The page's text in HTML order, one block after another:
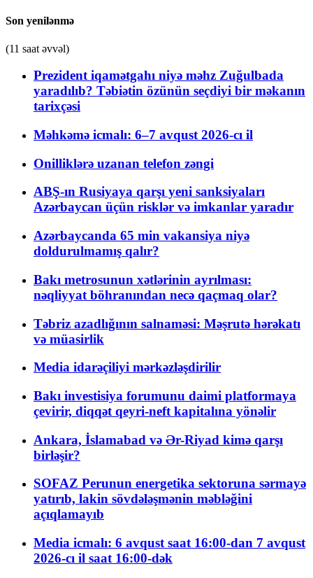
Son yenilənmə
(11 saat əvvəl)
Prezident iqamətgahı niyə məhz Zuğulbada
yaradılıb? Təbiətin özünün seçdiyi bir məkanın
tarixçəsi
Məhkəmə icmalı: 6–7 avqust 2026-cı il
Onilliklərə uzanan telefon zəngi
ABŞ-ın Rusiyaya qarşı yeni sanksiyaları
Azərbaycan üçün risklər və imkanlar yaradır
Azərbaycanda 65 min vakansiya niyə
doldurulmamış qalır?
Bakı metrosunun xətlərinin ayrılması:
nəqliyyat böhranından necə qaçmaq olar?
Təbriz azadlığının salnaməsi: Məşrutə hərəkatı
və müasirlik
Media idarəçiliyi mərkəzləşdirilir
Bakı investisiya forumunu daimi platformaya
çevirir, diqqət qeyri-neft kapitalına yönəlir
Ankara, İslamabad və Ər-Riyad kimə qarşı
birləşir?
SOFAZ Perunun energetika sektoruna sərmayə
yatırıb, lakin sövdələşmənin məbləğini
açıqlamayıb
Media icmalı: 6 avqust saat 16:00-dan 7 avqust
2026-cı il saat 16:00-dək